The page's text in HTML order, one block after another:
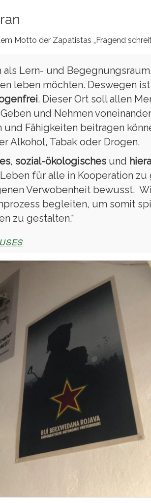
Motto der Zapatistas „Fragend
als Lern- und
leben möchten. Deswegen
. Dieser Ort soll allen
und Nehmen
Fähigkeiten beitragen
Alkohol, Tabak oder Drogen.
, sozial-ökologisches und
für alle in Kooperation zu
Verwobenheit bewusst.
begleiten, um somit
zu gestalten.“